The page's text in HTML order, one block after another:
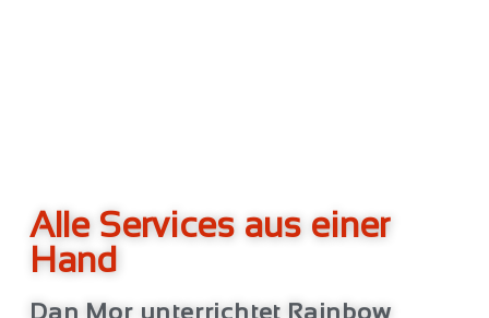
Alle Services aus einer
Hand
Dan Mor unterrichtet Rainbow